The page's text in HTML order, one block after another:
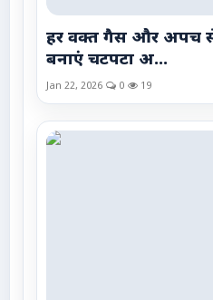
हर वक्त गैस और अपच से
बनाएं चटपटा अ...
Jan 22, 2026 0 19